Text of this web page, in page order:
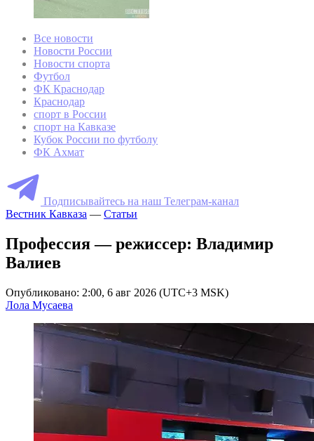
Все новости
Новости России
Новости спорта
Футбол
ФК Краснодар
Краснодар
спорт в России
спорт на Кавказе
Кубок России по футболу
ФК Ахмат
Подписывайтесь на наш Телеграм-канал
Вестник Кавказа — Статьи
Профессия — режиссер: Владимир
Валиев
Опубликовано: 2:00, 6 авг 2026 (UTC+3 MSK)
Лола Мусаева